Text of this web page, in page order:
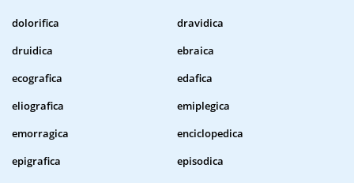
dolorifica
dravidica
druidica
ebraica
ecografica
edafica
eliografica
emiplegica
emorragica
enciclopedica
epigrafica
episodica